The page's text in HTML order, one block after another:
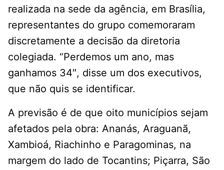
realizada na sede da agência, em Brasília,
representantes do grupo comemoraram
discretamente a decisão da diretoria
colegiada. “Perdemos um ano, mas
ganhamos 34″, disse um dos executivos,
que não quis se identificar.
A previsão é de que oito municípios sejam
afetados pela obra: Ananás, Araguanã,
Xambioá, Riachinho e Paragominas, na
margem do lado de Tocantins; Piçarra, São